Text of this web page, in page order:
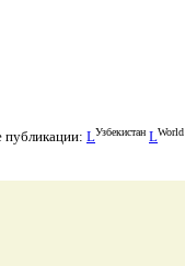
LУзбекистан LWorld